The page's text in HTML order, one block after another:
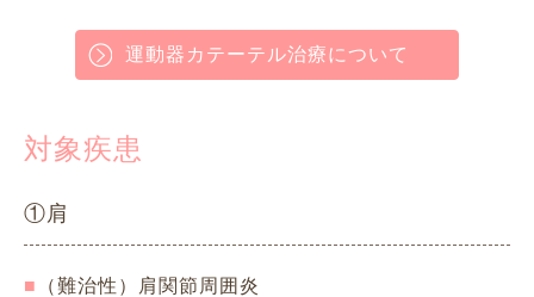
運動器カテーテル治療について
対象疾患
①肩
（難治性）肩関節周囲炎